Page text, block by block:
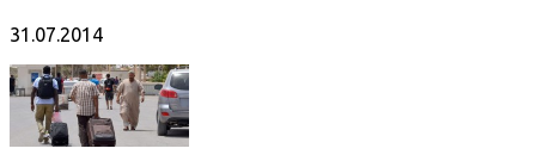
31.07.2014